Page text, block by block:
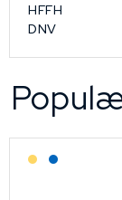
HFFH
DNV
Lagerført: